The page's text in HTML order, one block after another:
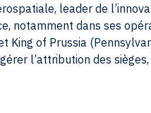
leader de
notamment dans ses
of Prussia
l’attribution des